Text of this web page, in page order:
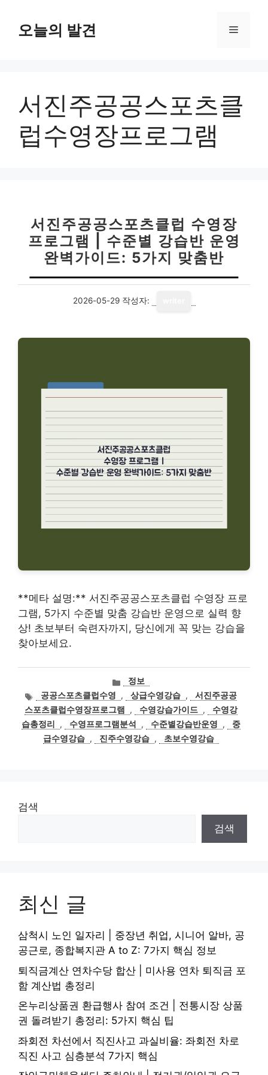
오늘의 발견 메
서진주공공스포츠클
럽수영장프로그램
서진주공공스포츠클럽 수영장
프로그램 | 수준별 강습반 운영
완벽가이드: 5가지 맞춤반
2026-05-29 작성자:
**메타 설명:** 서진주공공스포츠클럽 수영장 프로
그램, 5가지 수준별 맞춤 강습반 운영으로 실력 향
상! 초보부터 숙련자까지, 당신에게 꼭 맞는 강습을
찾아보세요.
카
고
리
정보
태
그
공공스포츠클럽수영 , 상급수영강습 ,
서진주공공
스포츠클럽수영장프로그램
, 수영강습가이드 ,
수영강
습총정리
, 수영프로그램분석 , 수준별강습반운영 ,
중
급수영강습 , 진주수영강습 , 초보수영강습
검색
검색
최신 글
삼척시 노인 일자리 | 중장년 취업, 시니어 알바, 공
공근로, 종합복지관 A to Z: 7가지 핵심 정보
퇴직금계산 연차수당 합산 | 미사용 연차 퇴직금 포
함 계산법 총정리
온누리상품권 환급행사 참여 조건 | 전통시장 상품
권 돌려받기 총정리: 5가지 핵심 팁
좌회전 차선에서 직진사고 과실비율: 좌회전 차로
직진 사고 심층분석 7가지 핵심